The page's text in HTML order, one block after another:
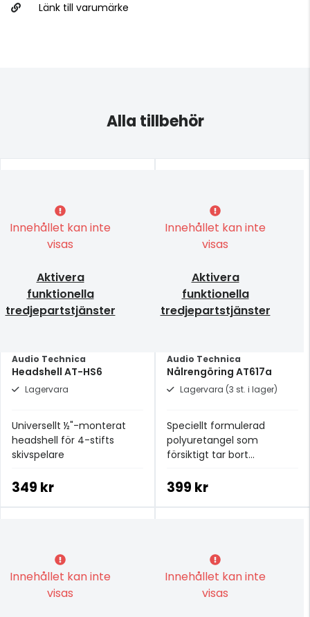
Länk till varumärke
Alla tillbehör
Innehållet kan inte
visas
Aktivera
funktionella
tredjepartstjänster
Audio Technica
Headshell AT-HS6
Lagervara
Universellt ½"-monterat
headshell för 4-stifts
skivspelare
349 kr
Innehållet kan inte
visas
Aktivera
funktionella
tredjepartstjänster
Audio Technica
Nålrengöring AT617a
Lagervara (3 st. i lager)
Speciellt formulerad
polyuretangel som
försiktigt tar bort
399 kr
Innehållet kan inte
visas
Innehållet kan inte
visas